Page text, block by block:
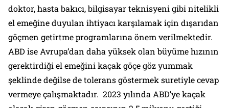
doktor, hasta bakıcı, bilgisayar teknisyeni gibi nitelikli
el emeğine duyulan ihtiyacı karşılamak için dışarıdan
göçmen getirtme programlarına önem verilmektedir.
ABD ise Avrupa’dan daha yüksek olan büyüme hızının
gerektirdiği el emeğini kaçak göçe göz yummak
şeklinde değilse de tolerans göstermek suretiyle cevap
vermeye çalışmaktadır. 2023 yılında ABD’ye kaçak